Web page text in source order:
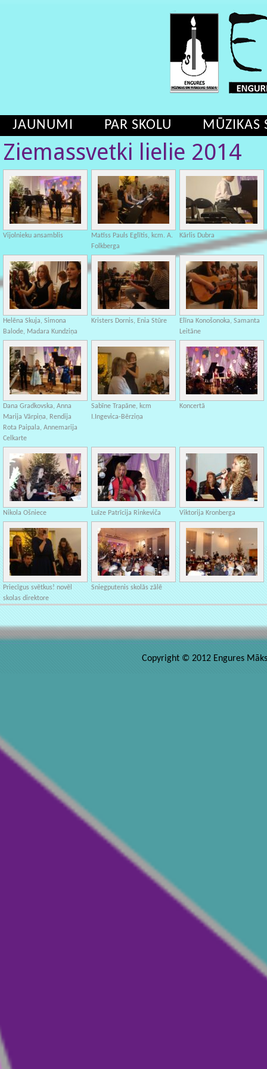
JAUNUMI PAR SKOLU MŪZIKAS
Ziemassvetki lielie 2014
Vijolnieku ansamblis
Matīss Pauls Eglītis, kcm. A.
Folkberga
Kārlis Dubra
Helēna Skuja, Simona
Balode, Madara Kundziņa
Kristers Dornis, Enia Stūre
Elīna Konošonoka, Samanta
Leitāne
Dana Gradkovska, Anna
Marija Vārpiņa, Rendija
Rota Paipala, Annemarija
Celkarte
Sabīne Trapāne, kcm
I.Ingevica-Bērziņa
Koncertā
Nikola Ošniece Luīze Patrīcija Rinkeviča Viktorija Kronberga
Priecīgus svētkus! novēl
skolas direktore
Sniegputenis skolās zālē
Copyright © 2012 Engures